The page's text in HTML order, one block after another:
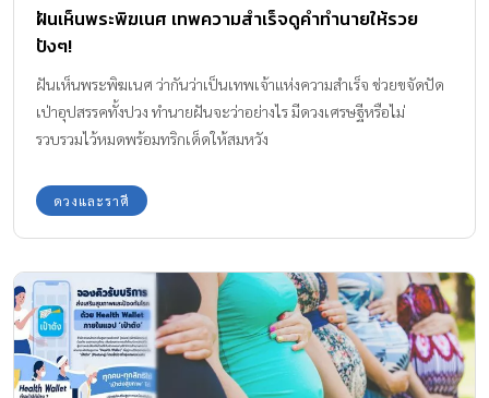
ฝันเห็นพระพิฆเนศ เทพความสำเร็จดูคำทำนายให้รวย
ปังๆ!
ฝันเห็นพระพิฆเนศ ว่ากันว่าเป็นเทพเจ้าแห่งความสำเร็จ ช่วยขจัดปัด
เป่าอุปสรรคทั้งปวง ทำนายฝันจะว่าอย่างไร มีดวงเศรษฐีหรือไม่
รวบรวมไว้หมดพร้อมทริกเด็ดให้สมหวัง
ดวงและราศี